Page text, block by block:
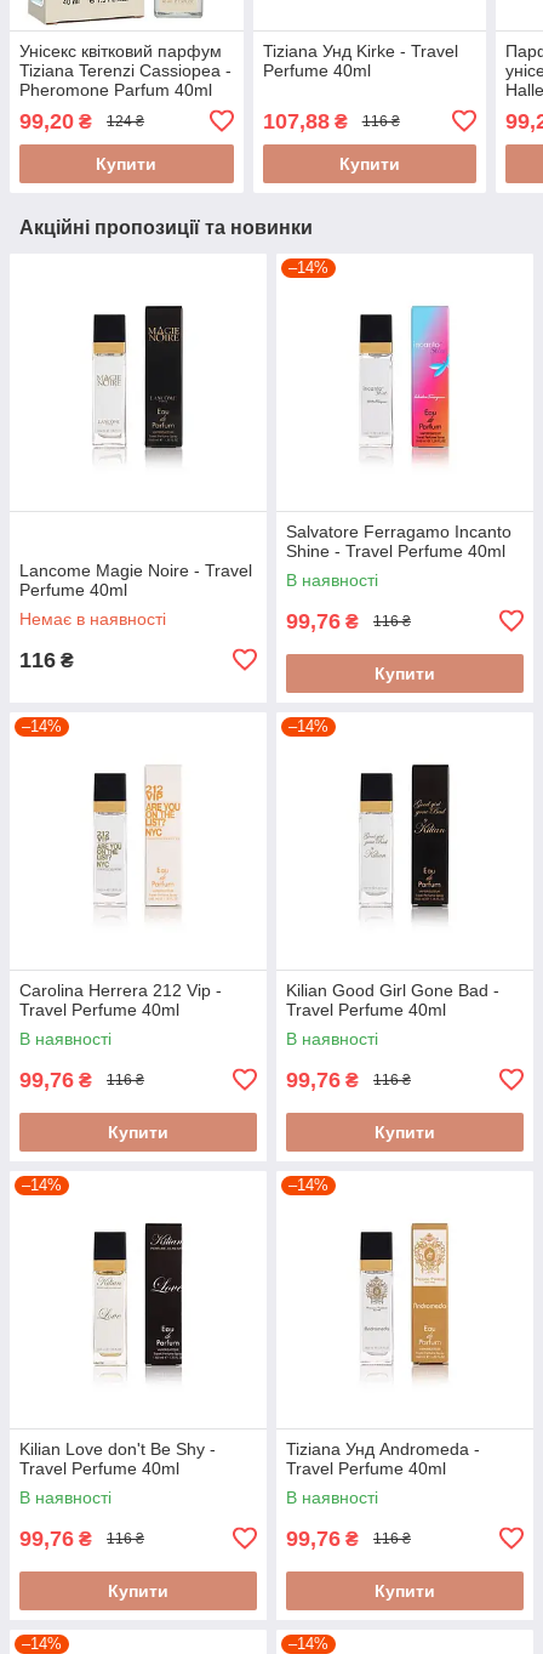
Унісекс квітковий парфум
Tiziana Terenzi Cassiopea -
Pheromone Parfum 40ml
99,20 ₴ 124 ₴
Купити
Tiziana Унд Kirke - Travel
Perfume 40ml
107,88₴ 116 ₴
Купити
Акційні пропозиції та новинки
Lancome Magie Noire - Travel
Perfume 40ml
Немає в наявності
116 ₴
–14%
Salvatore Ferragamo Incanto
Shine - Travel Perfume 40ml
В наявності
99,76 ₴ 116 ₴
Купити
–14%
Carolina Herrera 212 Vip -
Travel Perfume 40ml
В наявності
99,76 ₴ 116 ₴
Купити
–14%
Kilian Good Girl Gone Bad -
Travel Perfume 40ml
В наявності
99,76 ₴ 116 ₴
Купити
–14%
Kilian Love don't Be Shy -
Travel Perfume 40ml
В наявності
99,76 ₴ 116 ₴
Купити
–14%
Tiziana Унд Andromeda -
Travel Perfume 40ml
В наявності
99,76 ₴ 116 ₴
Купити
–14% –14%